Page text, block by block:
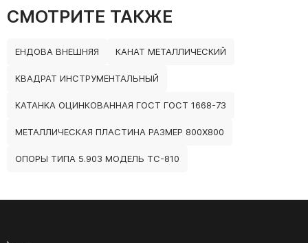
СМОТРИТЕ ТАКЖЕ
ЕНДОВА ВНЕШНЯЯ КАНАТ МЕТАЛЛИЧЕСКИЙ
КВАДРАТ ИНСТРУМЕНТАЛЬНЫЙ
КАТАНКА ОЦИНКОВАННАЯ ГОСТ ГОСТ 1668-73
МЕТАЛЛИЧЕСКАЯ ПЛАСТИНА РАЗМЕР 800Х800
ОПОРЫ ТИПА 5.903 МОДЕЛЬ ТС-810